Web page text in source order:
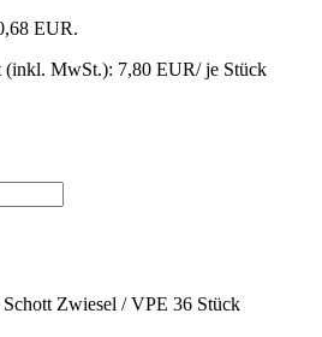
EUR.
(inkl. MwSt.): 7,80 EUR/ je Stück